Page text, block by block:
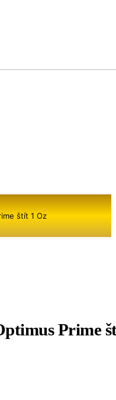
štít 1 Oz
Prime